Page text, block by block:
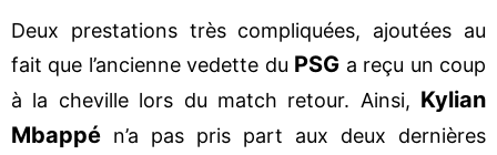
Deux prestations très compliquées, ajoutées au
fait que l’ancienne vedette du PSG a reçu un coup
à la cheville lors du match retour. Ainsi, Kylian
Mbappé n’a pas pris part aux deux dernières